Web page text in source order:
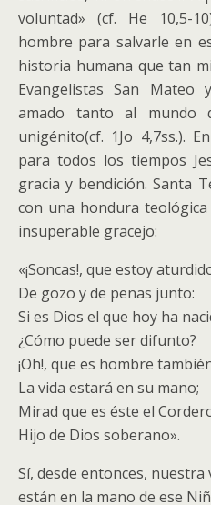
voluntad» (cf. He 10,5-
hombre para salvarle en
historia humana que tan
Evangelistas San Mateo
amado tanto al mundo
unigénito(cf. 1Jo 4,7ss.).
para todos los tiempos
gracia y bendición. Santa
con una hondura
insuperable gracejo:
«¡Soncas!, que estoy
De gozo y de penas junto:
Si es Dios el que hoy ha
¿Cómo puede ser difunto?
¡Oh!, que es hombre
La vida estará en su mano;
Mirad que es éste el
Hijo de Dios soberano».
Sí, desde entonces,
están en la mano de ese